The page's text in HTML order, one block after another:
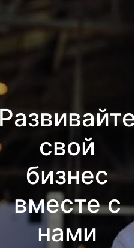
свой
бизнес
вместе с
нами